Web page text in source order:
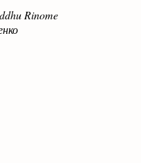
Rinome